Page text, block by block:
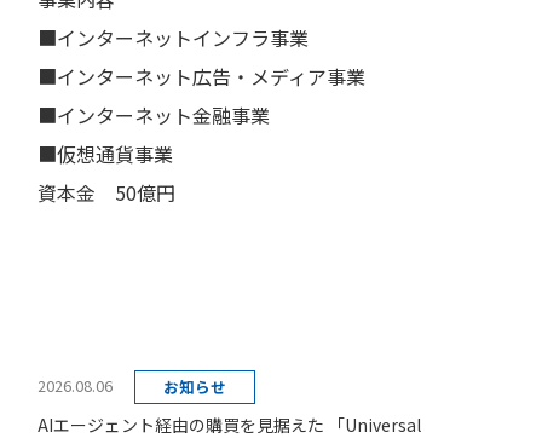
■インターネットインフラ事業
■インターネット広告・メディア事業
■インターネット金融事業
■仮想通貨事業
資本金 50億円
2026.08.06 お知らせ
AIエージェント経由の購買を見据えた 「Universal